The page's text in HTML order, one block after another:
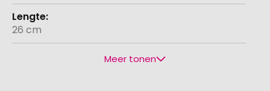
26 cm
Meer tonen